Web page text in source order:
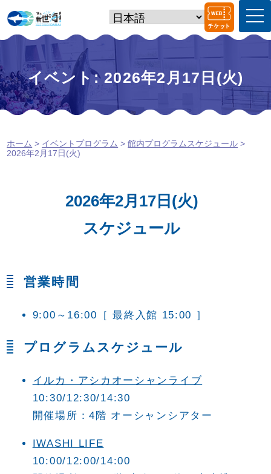
t
o
g
l
a
v
i
イベント: 2026年2月17日(火)
ホーム > イベントプログラム >館内プログラムスケジュール >
2026年2月17日(火)
2026年2月17日(火)
スケジュール
営業時間
9:00～16:00 ［ 最終入館 15:00 ］
プログラムスケジュール
イルカ・アシカオーシャンライブ
10:30/12:30/14:30
開催場所：4階 オーシャンシアター
IWASHI LIFE
10:00/12:00/14:00